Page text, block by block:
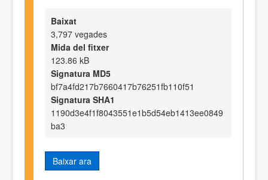
Baixat
3,797 vegades
Mida del fitxer
123.86 kB
Signatura MD5
bf7a4fd217b7660417b76251fb110f51
Signatura SHA1
1190d3e4f1f8043551e1b5d54eb1413ee0849
ba3
Baixar ara